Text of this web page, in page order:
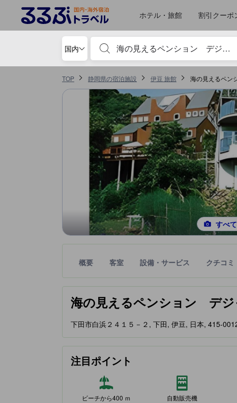
ホテル・旅館 割引クーポ
国内
宿泊施設名やキーワードを入力し、矢印キー
TOP 静岡県の宿泊施設 伊豆 旅館 海の見えるペン
すべ
概要 客室 設備・サービス クチコミ
海の見えるペンション デ
tooltip
星評価は、提携サイトから受け取った情報であり、
下田市白浜２４１５－２, 下田, 伊豆, 日本, 415-
注目ポイント
ビーチから400 ｍ 自動販売機
るるぶトラベルに掲載されているクチコミは実際に予約をし、宿泊を終